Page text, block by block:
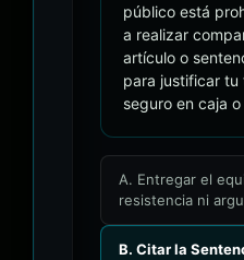
público está
a realizar
artículo o
para justificar tu
seguro en caja
A. Entregar el
resistencia ni
B. Citar la